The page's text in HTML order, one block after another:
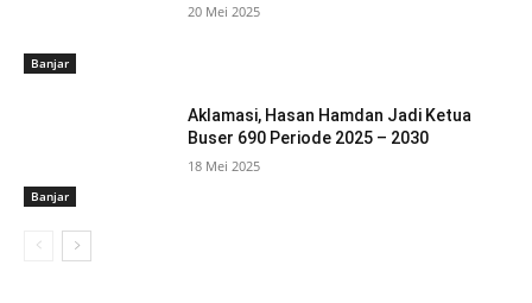
Banjar
20 Mei 2025
Banjar
Aklamasi, Hasan Hamdan Jadi Ketua
Buser 690 Periode 2025 – 2030
18 Mei 2025